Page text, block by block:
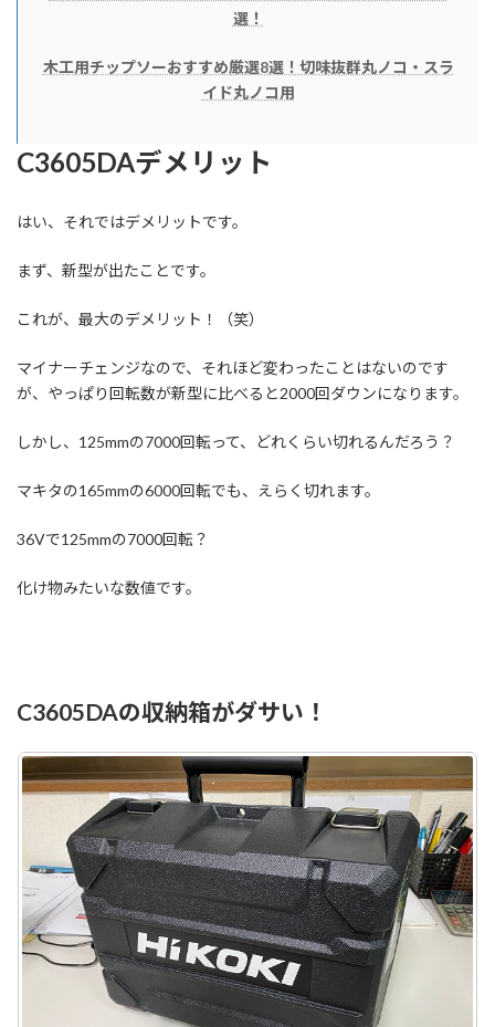
選！
木工用チップソーおすすめ厳選8選！切味抜群丸ノコ・スラ
イド丸ノコ用
C3605DAデメリット
はい、それではデメリットです。
まず、新型が出たことです。
これが、最大のデメリット！（笑）
マイナーチェンジなので、それほど変わったことはないのです
が、やっぱり回転数が新型に比べると2000回ダウンになります。
しかし、125mmの7000回転って、どれくらい切れるんだろう？
マキタの165mmの6000回転でも、えらく切れます。
36Vで125mmの7000回転？
化け物みたいな数値です。
C3605DAの収納箱がダサい！